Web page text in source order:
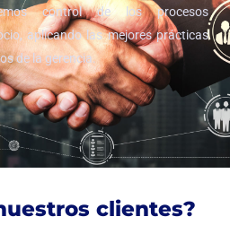
control de los procesos
aplicando las mejores prácticas
de la gerencia.
clientes?